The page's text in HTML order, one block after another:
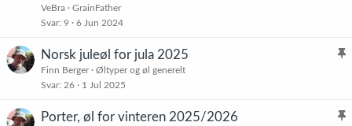
VeBra
GrainFather
Svar 9 6 Jun 2024
K
t
Norsk juleøl for jula 2025
Finn Berger
Øltyper og øl generelt
Svar 26 1 Jul 2025
K
Porter, øl for vinteren 2025/2026